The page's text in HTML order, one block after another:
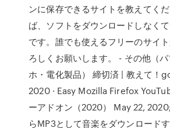
ンに保存できるサイトを教えてく
ば、ソフトをダウンロードしなく
です。誰でも使えるフリーのサイ
ろしくお願いします。 - その他（
ホ・電化製品） 締切済 | 教えて！
2020 · Easy Mozilla Firefox
ーアドオン（2020） May 22,
らMP3として音楽をダウンロード